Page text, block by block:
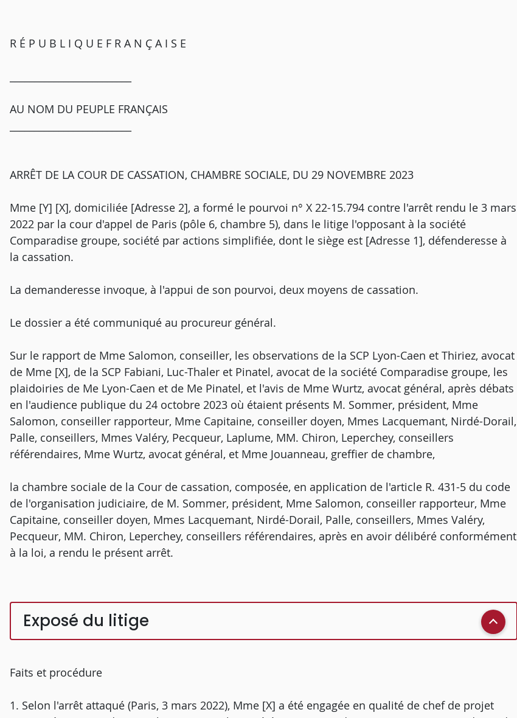
R É P U B L I Q U E F R A N Ç A I S E
AU NOM DU PEUPLE FRANÇAIS
ARRÊT DE LA COUR DE CASSATION, CHAMBRE SOCIALE, DU 29 NOVEMBRE 2023
Mme [Y] [X], domiciliée [Adresse 2], a formé le pourvoi n° X 22-15.794 contre l'arrêt rendu le 3 mars
2022 par la cour d'appel de Paris (pôle 6, chambre 5), dans le litige l'opposant à la société
Comparadise groupe, société par actions simplifiée, dont le siège est [Adresse 1], défenderesse à
la cassation.
La demanderesse invoque, à l'appui de son pourvoi, deux moyens de cassation.
Le dossier a été communiqué au procureur général.
Sur le rapport de Mme Salomon, conseiller, les observations de la SCP Lyon-Caen et Thiriez, avocat
de Mme [X], de la SCP Fabiani, Luc-Thaler et Pinatel, avocat de la société Comparadise groupe, les
plaidoiries de Me Lyon-Caen et de Me Pinatel, et l'avis de Mme Wurtz, avocat général, après débats
en l'audience publique du 24 octobre 2023 où étaient présents M. Sommer, président, Mme
Salomon, conseiller rapporteur, Mme Capitaine, conseiller doyen, Mmes Lacquemant, Nirdé-Dorail,
Palle, conseillers, Mmes Valéry, Pecqueur, Laplume, MM. Chiron, Leperchey, conseillers
référendaires, Mme Wurtz, avocat général, et Mme Jouanneau, greffier de chambre,
la chambre sociale de la Cour de cassation, composée, en application de l'article R. 431-5 du code
de l'organisation judiciaire, de M. Sommer, président, Mme Salomon, conseiller rapporteur, Mme
Capitaine, conseiller doyen, Mmes Lacquemant, Nirdé-Dorail, Palle, conseillers, Mmes Valéry,
Pecqueur, MM. Chiron, Leperchey, conseillers référendaires, après en avoir délibéré conformément
à la loi, a rendu le présent arrêt.
Exposé du litige
Faits et procédure
1. Selon l'arrêt attaqué (Paris, 3 mars 2022), Mme [X] a été engagée en qualité de chef de projet